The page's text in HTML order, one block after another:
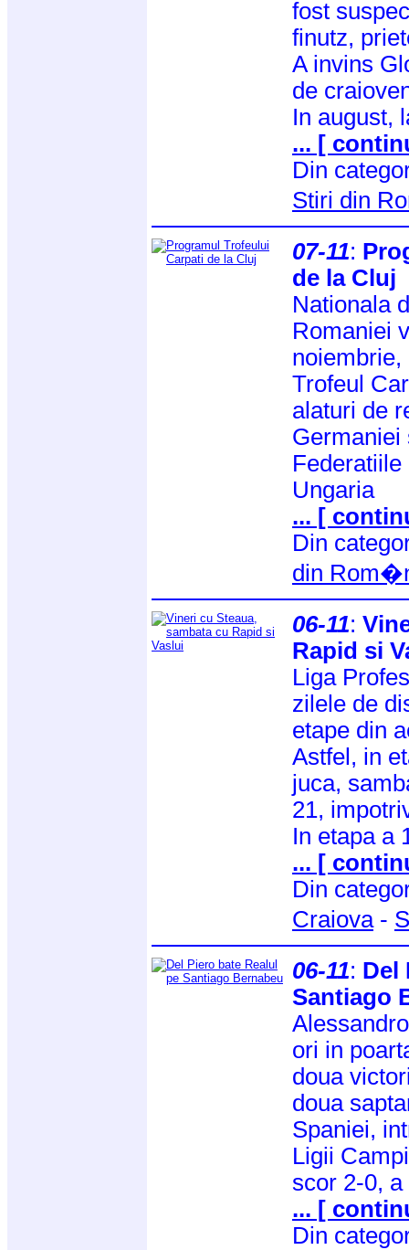
fost
finutz,
A invins
de
In august,
... [
Din
Stiri din
07-11:
de la Cluj
Nationala
Romaniei
noiembrie,
Trofeul
alaturi de
Germaniei
Ungaria
... [
Din
din
06-11:
Rapid si
Liga
zilele de
etape din
Astfel, in
juca,
21,
In etapa a
... [
Din
Craiova-
06-11: Del
Santiago
ori in
doua
doua
Spaniei,
Ligii
scor 2-0, a
... [
Din